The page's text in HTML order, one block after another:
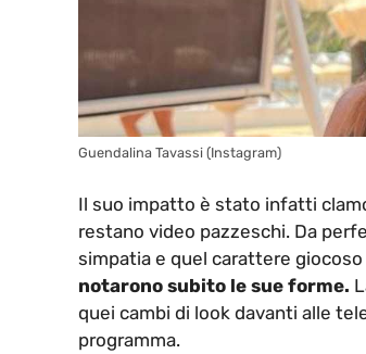
Guendalina Tavassi (Instagram)
Il suo impatto è stato infatti
restano video pazzeschi. Da
simpatia e quel carattere
notarono subito le sue forme.
quei cambi di look davanti alle
programma.